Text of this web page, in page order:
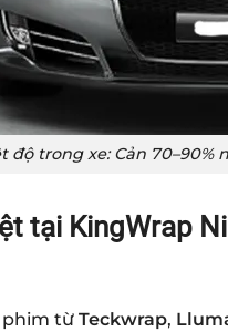
độ trong xe: Cản
tại KingWrap
phim từ Teckwrap,